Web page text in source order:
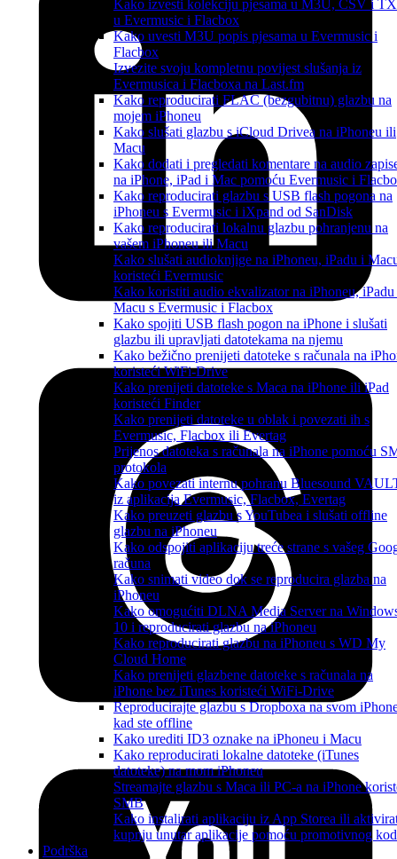
Kako izvesti kolekciju pjesama u M3U, CSV i
u Evermusic i Flacbox
Kako uvesti M3U popis pjesama u Evermusic i
Flacbox
Izvezite svoju kompletnu povijest slušanja iz
Evermusica i Flacboxa na Last.fm
Kako reproducirati FLAC (bezgubitnu) glazbu na
mojem iPhoneu
Kako slušati glazbu s iCloud Drivea na iPhoneu ili
Macu
Kako dodati i pregledati komentare na audio
na iPhone, iPad i Mac pomoću Evermusic i
Kako reproducirati glazbu s USB flash pogona na
iPhoneu s Evermusic i iXpand od SanDisk
Kako reproducirati lokalnu glazbu pohranjenu na
vašem iPhoneu ili Macu
Kako slušati audioknjige na iPhoneu, iPadu i
koristeći Evermusic
Kako koristiti audio ekvalizator na iPhoneu,
Macu s Evermusic i Flacbox
Kako spojiti USB flash pogon na iPhone i slušati
glazbu ili upravljati datotekama na njemu
Kako bežično prenijeti datoteke s računala na
koristeći WiFi-Drive
Kako prenijeti datoteke s Maca na iPhone ili iPad
koristeći Finder
Kako prenijeti datoteke u oblak i povezati ih s
Evermusic, Flacbox ili Evertag
Prijenos datoteka s računala na iPhone pomoću
protokola
Kako povezati internu pohranu Bluesound
iz aplikacija Evermusic, Flacbox, Evertag
Kako preuzeti glazbu s YouTubea i slušati offline
glazbu na iPhoneu
Kako odspojiti aplikaciju treće strane s vašeg
računa
Kako snimati video dok se reproducira glazba na
iPhoneu
Kako omogućiti DLNA Media Server na
10 i reproducirati glazbu na iPhoneu
Kako reproducirati glazbu na iPhoneu s WD My
Cloud Home
Kako prenijeti glazbene datoteke s računala na
iPhone bez iTunes koristeći WiFi-Drive
Reproducirajte glazbu s Dropboxa na svom
kad ste offline
Kako urediti ID3 oznake na iPhoneu i Macu
Kako reproducirati lokalne datoteke (iTunes
datoteke) na mom iPhoneu
Streamajte glazbu s Maca ili PC-a na iPhone
SMB
Kako instalirati aplikaciju iz App Storea ili
kupnju unutar aplikacije pomoću promotivnog
Podrška